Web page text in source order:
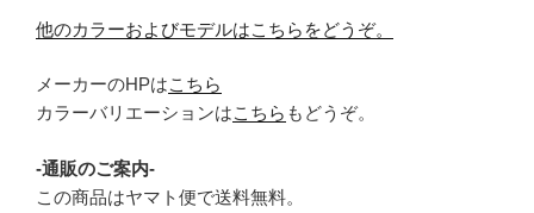
他のカラーおよびモデルはこちらをどうぞ。
メーカーのHPはこちら
カラーバリエーションはこちら もどうぞ。
-通販のご案内-
この商品はヤマト便で送料無料。